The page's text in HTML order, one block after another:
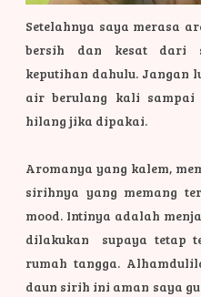
Setelahnya saya merasa
bersih dan kesat dari
keputihan dahulu. Jangan
air berulang kali sampai
hilang jika dipakai.
Aromanya yang kalem,
sirihnya yang memang
mood. Intinya adalah
dilakukan supaya tetap
rumah tangga.
daun sirih ini aman saya